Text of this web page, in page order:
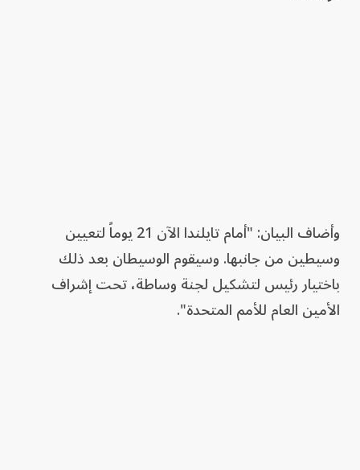
وأضاف البيان: "أمام تايلندا الآن 21 يوماً لتعيين
وسيطين من جانبها. وسيقوم الوسيطان بعد ذلك
باختيار رئيس لتشكيل لجنة وساطة، تحت إشراف
الأمين العام للأمم المتحدة".